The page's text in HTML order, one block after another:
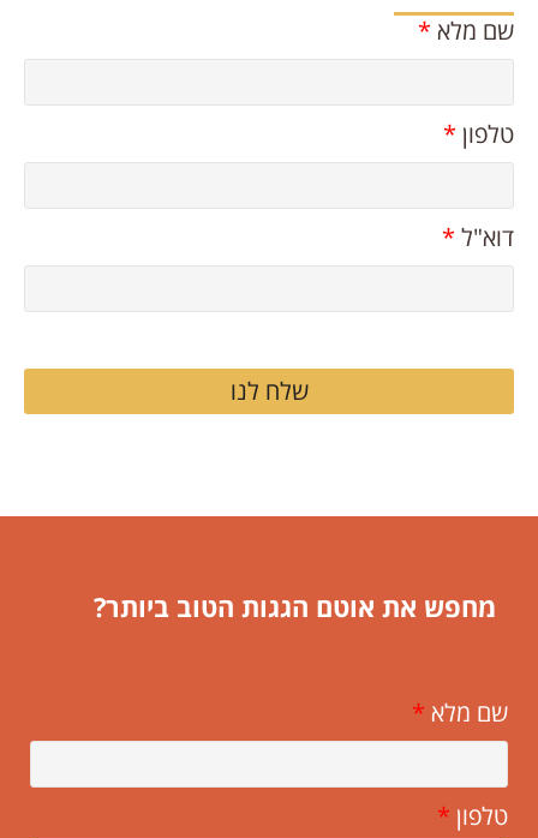
שם מלא *
טלפון *
דוא"ל *
שלח לנו
מחפש את אוטם הגגות הטוב ביותר?
שם מלא *
טלפון *